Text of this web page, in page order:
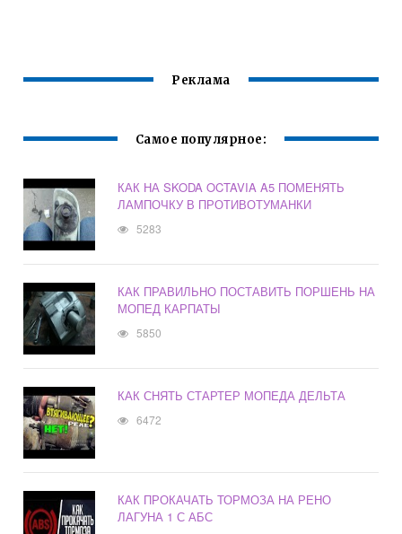
Реклама
Самое популярное:
КАК НА SKODA OCTAVIA A5 ПОМЕНЯТЬ
ЛАМПОЧКУ В ПРОТИВОТУМАНКИ
5283
КАК ПРАВИЛЬНО ПОСТАВИТЬ ПОРШЕНЬ НА
МОПЕД КАРПАТЫ
5850
КАК СНЯТЬ СТАРТЕР МОПЕДА ДЕЛЬТА
6472
КАК ПРОКАЧАТЬ ТОРМОЗА НА РЕНО
ЛАГУНА 1 С АБС